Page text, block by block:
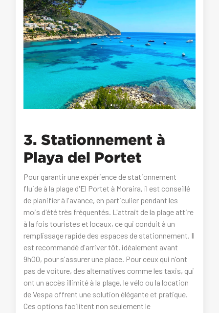
3. Stationnement à
Playa del Portet
Pour garantir une expérience de stationnement
fluide à la plage d'El Portet à Moraira, il est conseillé
de planifier à l'avance, en particulier pendant les
mois d'été très fréquentés. L'attrait de la plage attire
à la fois touristes et locaux, ce qui conduit à un
remplissage rapide des espaces de stationnement. Il
est recommandé d'arriver tôt, idéalement avant
9h00, pour s'assurer une place. Pour ceux qui n'ont
pas de voiture, des alternatives comme les taxis, qui
ont un accès illimité à la plage, le vélo ou la location
de Vespa offrent une solution élégante et pratique.
Ces options facilitent non seulement le